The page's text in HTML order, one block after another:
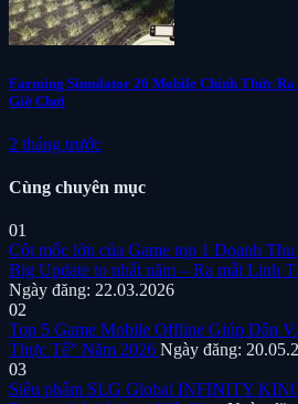
Farming Simulator 26 Mobile Chính Thức Ra
Giờ Chơi
2 tháng trước
Cùng chuyên mục
01
Cột mốc lớn của Game top 1 Doanh
Big Update to nhất năm – Ra mắt Linh
Ngày đăng: 22.03.2026
02
Top 5 Game Mobile Offline Giúp Dân
Thực Tế” Năm 2026 Ngày đăng:
03
Siêu phẩm SLG Global INFINITY